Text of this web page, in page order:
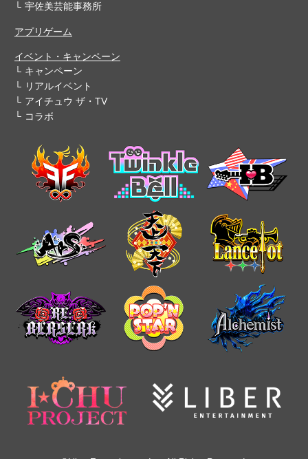
宇佐美芸能事務所
アプリゲーム
イベント・キャンペーン
キャンペーン
リアルイベント
アイチュウ ザ・TV
コラボ